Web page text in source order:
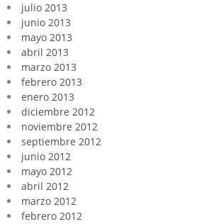
julio 2013
junio 2013
mayo 2013
abril 2013
marzo 2013
febrero 2013
enero 2013
diciembre 2012
noviembre 2012
septiembre 2012
junio 2012
mayo 2012
abril 2012
marzo 2012
febrero 2012